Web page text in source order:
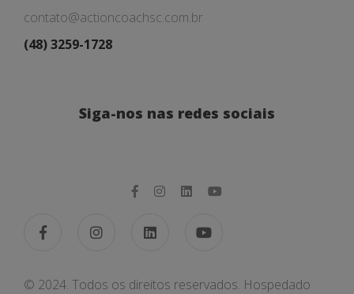
contato@actioncoachsc.com.br
(48) 3259-1728
Siga-nos nas redes sociais
© 2024. Todos os direitos reservados. Hospedado